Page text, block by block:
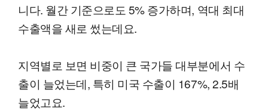
니다. 월간 기준으로도 5% 증가하며, 역대 최대
수출액을 새로 썼는데요.
지역별로 보면 비중이 큰 국가들 대부분에서 수
출이 늘었는데, 특히 미국 수출이 167%, 2.5배
늘었고요.